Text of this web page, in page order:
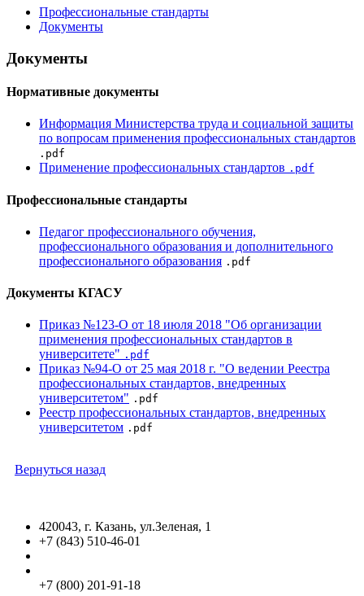
Профессиональные стандарты
Документы
Документы
Нормативные документы
Информация Министерства труда и социальной защиты
по вопросам применения профессиональных стандартов
.pdf
Применение профессиональных стандартов .pdf
Профессиональные стандарты
Педагог профессионального обучения,
профессионального образования и дополнительного
профессионального образования .pdf
Документы КГАСУ
Приказ №123-О от 18 июля 2018 "Об организации
применения профессиональных стандартов в
университете" .pdf
Приказ №94-О от 25 мая 2018 г. "О ведении Реестра
профессиональных стандартов, внедренных
университетом" .pdf
Реестр профессиональных стандартов, внедренных
университетом .pdf
Вернуться назад
420043, г. Казань, ул.Зеленая, 1
+7 (843) 510-46-01
+7 (800) 201-91-18